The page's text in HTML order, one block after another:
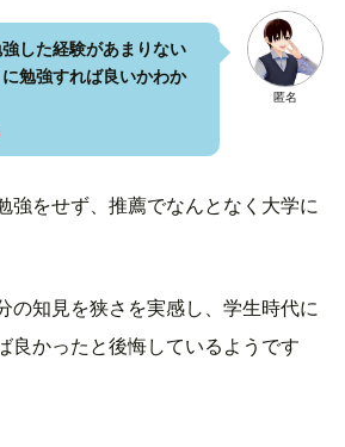
匿名
した経験があまりない
勉強すれば良いかわか
強をせず、推薦でなんとなく大学に
の知見を狭さを実感し、学生時代に
良かったと後悔しているようです